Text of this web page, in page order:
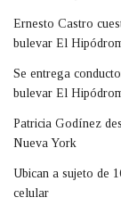
Ernesto Castro
bulevar El
Se entrega
bulevar El
Patricia Godínez
Nueva York
Ubican a sujeto de
celular